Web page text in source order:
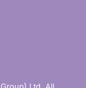
Ltd. All